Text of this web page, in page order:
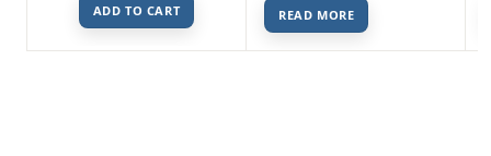
ADD TO CART READ MORE